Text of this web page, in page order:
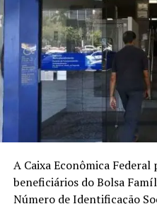
A Caixa Econômica Federal
beneficiários do Bolsa
Número de Identificação